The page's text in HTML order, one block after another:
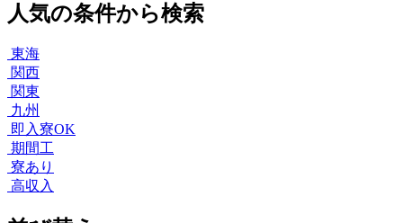
人気の条件から検索
東海
関西
関東
九州
即入寮OK
期間工
寮あり
高収入